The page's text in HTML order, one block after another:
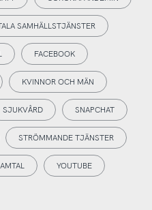
SAMHÄLLSTJÄNSTER
FACEBOOK
KVINNOR OCH MÄN
SJUKVÅRD SNAPCHAT
STRÖMMANDE TJÄNSTER
YOUTUBE